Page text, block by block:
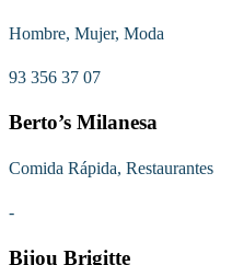
Hombre, Mujer, Moda
93 356 37 07
Berto’s Milanesa
Comida Rápida, Restaurantes
-
Bijou Brigitte